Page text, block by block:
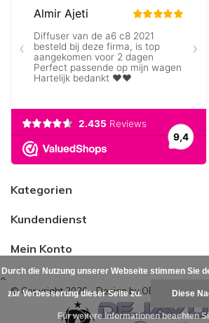
Kategorien
Kundendienst
Mein Konto
© Copyright 2026 - Design by OEM Line®
Durch die Nutzung unserer Webseite stimmen Sie
zur Verbesserung dieser Seite zu. Diese
Für weitere Informationen beachten